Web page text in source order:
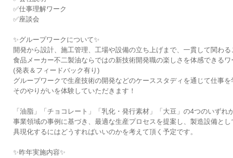
✅仕事理解ワーク
✅座談会
✨グループワークについて✨
開発から設計、施工管理、工場や設備の立ち上げまで、一貫して関わる
食品メーカー不二製油ならではの新技術開発職の楽しさを体感できるワ
(発表＆フィードバック有り)
グループワークで生産技術の開発などのケーススタディを通じて仕事を
そのやりがいを体験していただきます！
「油脂」「チョコレート」「乳化・発行素材」「大豆」の4つのいずれ
事業領域の事例に基づき、最適な生産プロセスを提案し、製造設備とし
具現化するにはどうすればいいのかを考えて頂く予定です。
✨昨年実施内容✨